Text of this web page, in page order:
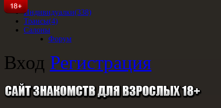
Индивидуалки(338)
Трансы(4)
Салоны
Форум
Вход Регистрация